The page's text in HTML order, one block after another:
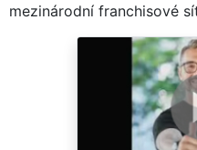
mezinárodní franchisové